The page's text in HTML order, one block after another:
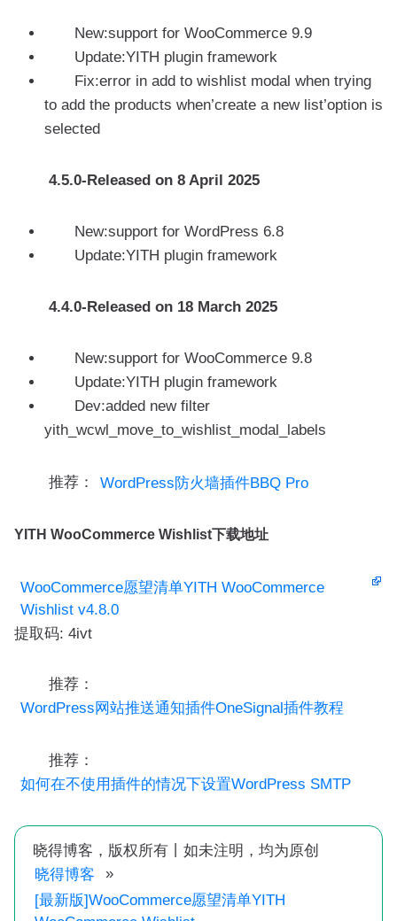
New:support for WooCommerce 9.9
Update:YITH plugin framework
Fix:error in add to wishlist modal when trying
to add the products when’create a new list’option is
selected
4.5.0-Released on 8 April 2025
New:support for WordPress 6.8
Update:YITH plugin framework
4.4.0-Released on 18 March 2025
New:support for WooCommerce 9.8
Update:YITH plugin framework
Dev:added new filter
yith_wcwl_move_to_wishlist_modal_labels
推荐： WordPress防火墙插件BBQ Pro
YITH WooCommerce Wishlist下载地址
WooCommerce愿望清单YITH WooCommerce
Wishlist v4.8.0
提取码: 4ivt
推荐：
WordPress网站推送通知插件OneSignal插件教程
推荐：
如何在不使用插件的情况下设置WordPress SMTP
晓得博客，版权所有丨如未注明，均为原创
晓得博客
»
[最新版]WooCommerce愿望清单YITH